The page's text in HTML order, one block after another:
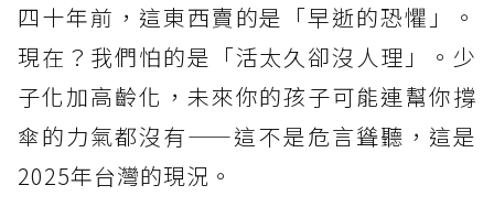
四十年前，這東西賣的是「早逝的恐懼」。
現在？我們怕的是「活太久卻沒人理」。少
子化加高齡化，未來你的孩子可能連幫你撐
傘的力氣都沒有——這不是危言聳聽，這是
2025年台灣的現況。